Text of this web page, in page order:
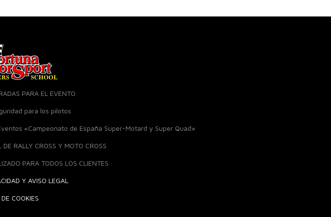
PARA EL EVENTO
para los pilotos
«Campeonato de España Super-Motard y Super Quad»
RALLY CROSS Y MOTO CROSS
PARA TODOS LOS CLIENTES
Y AVISO LEGAL
COOKIES